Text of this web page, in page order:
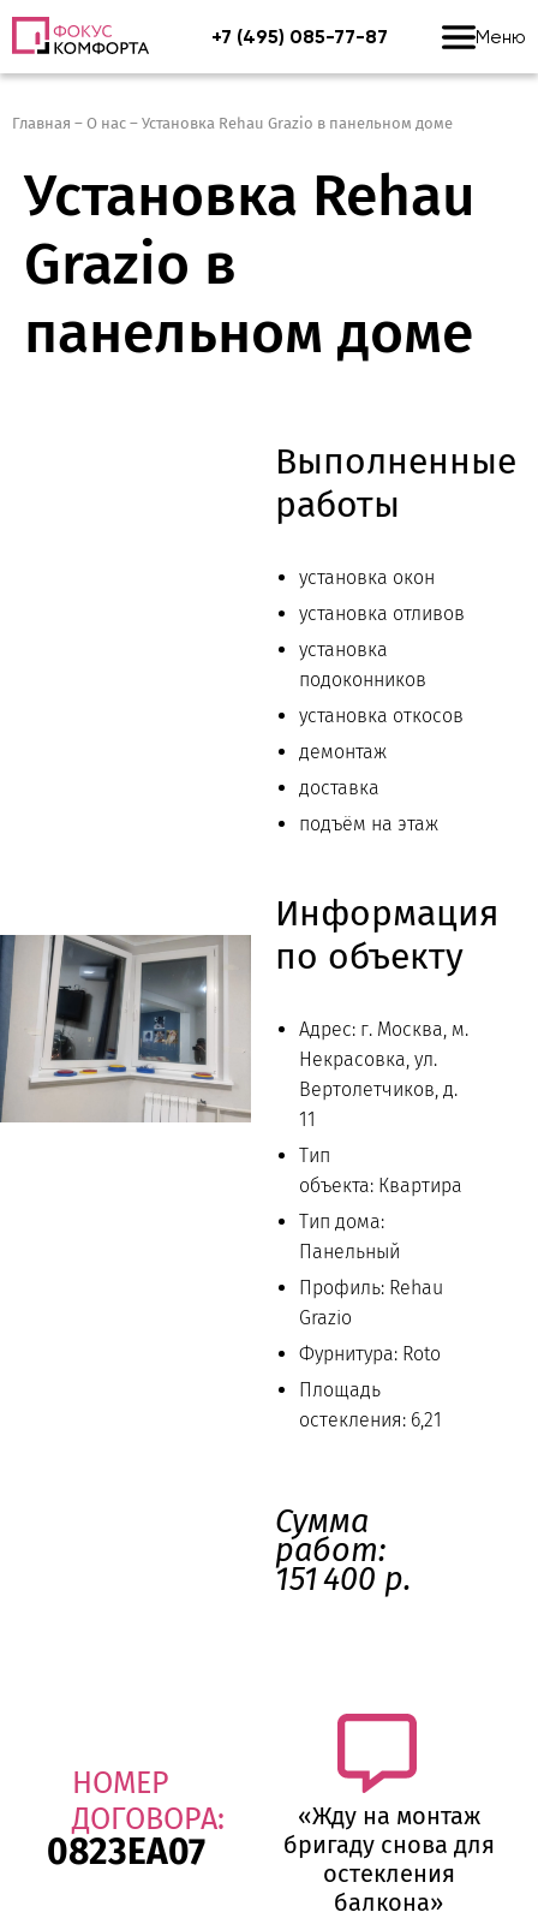
+7 (495) 085-77-87 Меню
Главная – О нас – Установка Rehau Grazio в панельном доме
Установка Rehau
Grazio в
панельном доме
Выполненные
работы
установка окон
установка отливов
установка
подоконников
установка откосов
демонтаж
доставка
подъём на этаж
Информация
по объекту
Адрес: г. Москва, м.
Некрасовка, ул.
Вертолетчиков, д.
11
Тип
объекта: Квартира
Тип дома:
Панельный
Профиль: Rehau
Grazio
Фурнитура: Roto
Площадь
остекления: 6,21
Сумма
работ:
151 400 р.
НОМЕР
ДОГОВОРА:
0823ЕА07
«Жду на монтаж
бригаду снова для
остекления
балкона»